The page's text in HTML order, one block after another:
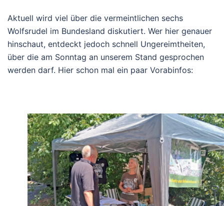
Aktuell wird viel über die vermeintlichen sechs
Wolfsrudel im Bundesland diskutiert. Wer hier genauer
hinschaut, entdeckt jedoch schnell Ungereimtheiten,
über die am Sonntag an unserem Stand gesprochen
werden darf. Hier schon mal ein paar Vorabinfos: